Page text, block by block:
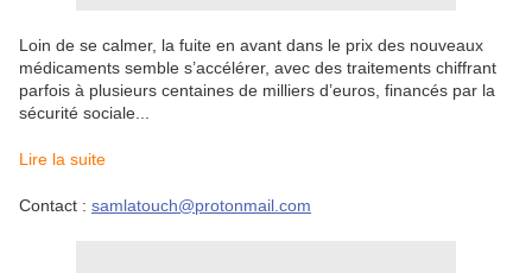
Loin de se calmer, la fuite en avant dans le prix des nouveaux
médicaments semble s’accélérer, avec des traitements chiffrant
parfois à plusieurs centaines de milliers d’euros, financés par la
sécurité sociale...
Lire la suite
Contact : samlatouch@protonmail.com